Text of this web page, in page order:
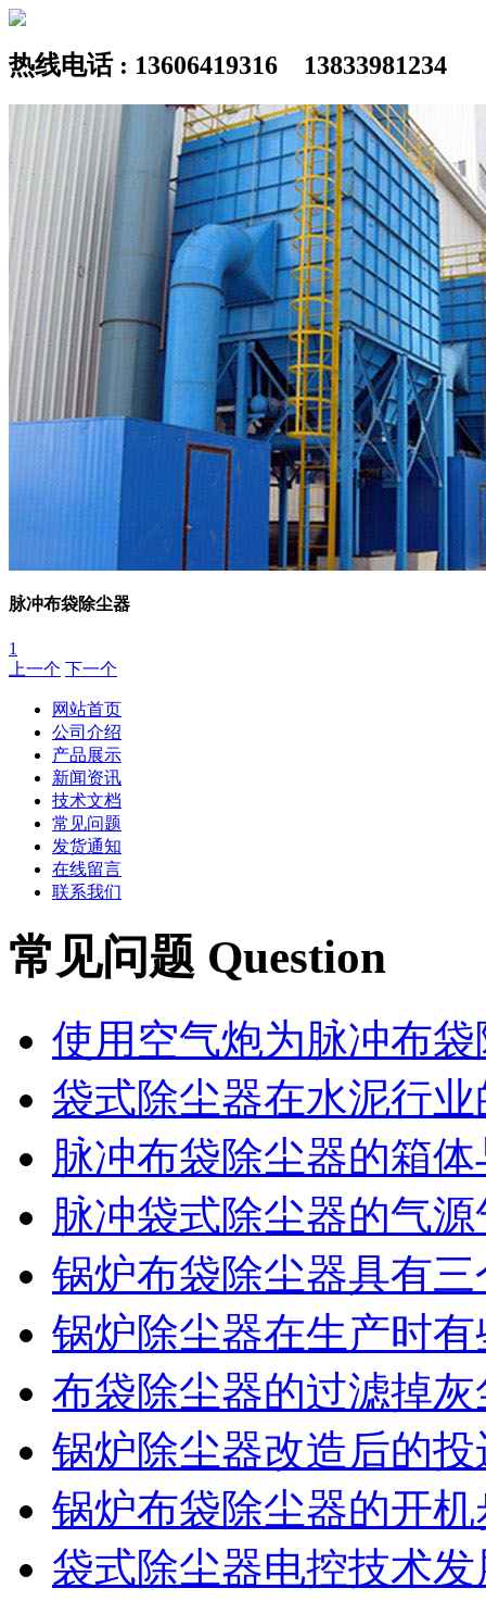
热线电话 : 13606419316 13833981234
脉冲布袋除尘器
1
上一个 下一个
网站首页
公司介绍
产品展示
新闻资讯
技术文档
常见问题
发货通知
在线留言
联系我们
常见问题 Question
使用空气炮为脉冲布
袋式除尘器在水泥行
脉冲布袋除尘器的箱
脉冲袋式除尘器的气
锅炉布袋除尘器具有
锅炉除尘器在生产时
布袋除尘器的过滤掉
锅炉除尘器改造后的
锅炉布袋除尘器的开机
袋式除尘器电控技术发